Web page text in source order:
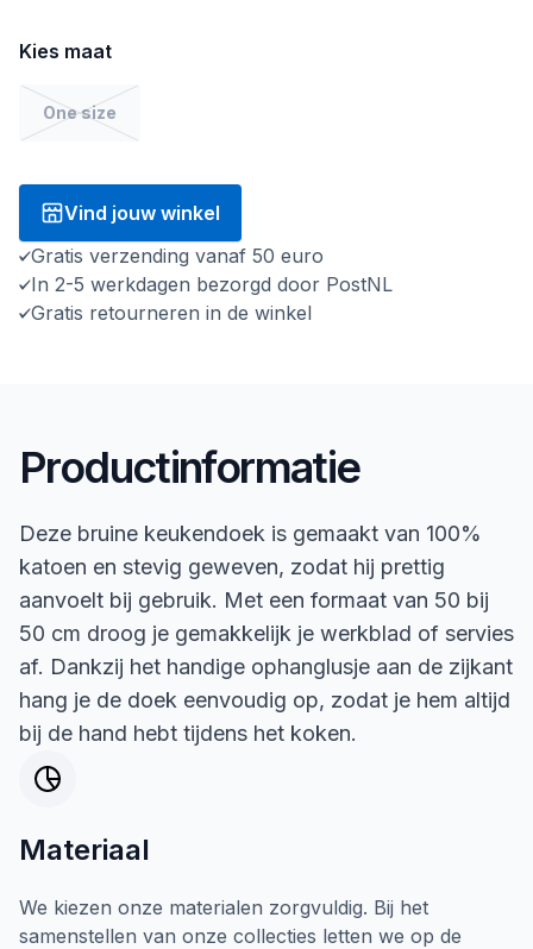
Kies maat
One size
Vind jouw winkel
Gratis verzending vanaf 50 euro
In 2-5 werkdagen bezorgd door PostNL
Gratis retourneren in de winkel
Productinformatie
Deze bruine keukendoek is gemaakt van 100%
katoen en stevig geweven, zodat hij prettig
aanvoelt bij gebruik. Met een formaat van 50 bij
50 cm droog je gemakkelijk je werkblad of servies
af. Dankzij het handige ophanglusje aan de zijkant
hang je de doek eenvoudig op, zodat je hem altijd
bij de hand hebt tijdens het koken.
Materiaal
We kiezen onze materialen zorgvuldig. Bij het
samenstellen van onze collecties letten we op de